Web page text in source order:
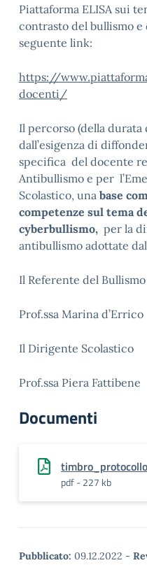
Piattaforma ELISA sui
contrasto del bullismo
seguente link:
https://
docenti/
Il percorso (della
dall’esigenza di
specifica del docente
Antibullismo e per
Scolastico, una base
competenze sul tema
cyberbullismo, per la
antibullismo adottate
Il Referente del
Prof.ssa Marina d’Errico
Il Dirigente Scolastico
Prof.ssa Piera Fattibene
Documenti
pdf - 227 kb
Pubblicato: 09.12.2022 -